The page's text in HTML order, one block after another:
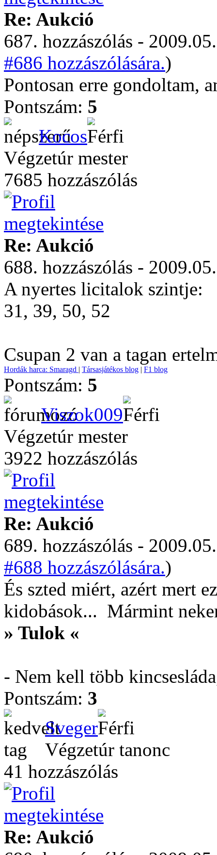
Re: Aukció
687. hozzászólás -
#686 hozzászólására.)
Pontosan erre gondoltam,
Pontszám: 5
Kocos
Végzetúr mester
7685 hozzászólás
Re: Aukció
688. hozzászólás -
A nyertes licitalok szintje:
31, 39, 50, 52
Csupan 2 van a tagan
Hordák harca: Smaragd | Társasjátékos blog | F1 blog
Pontszám: 5
Viszok009
Végzetúr mester
3922 hozzászólás
Re: Aukció
689. hozzászólás -
#688 hozzászólására.)
És szted miért, azért mert
kidobások... Mármint
» Tulok «
- Nem kell több
Pontszám: 3
Sveger
Végzetúr tanonc
41 hozzászólás
Re: Aukció